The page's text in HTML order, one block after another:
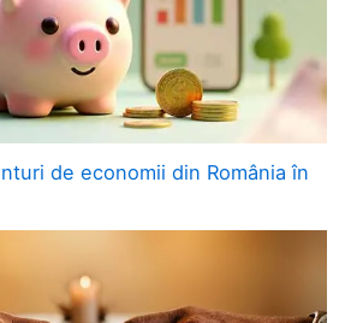
de economii din România în